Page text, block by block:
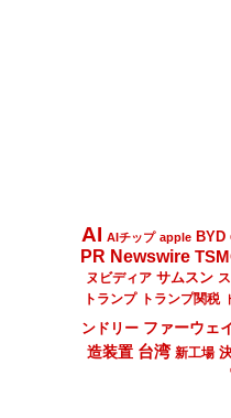
AI AIチップ apple BYD
PR Newswire
ヌビディア サムスン
トランプ
トランプ関税
ンドリー ファーウェ
造装置 台湾 新工場